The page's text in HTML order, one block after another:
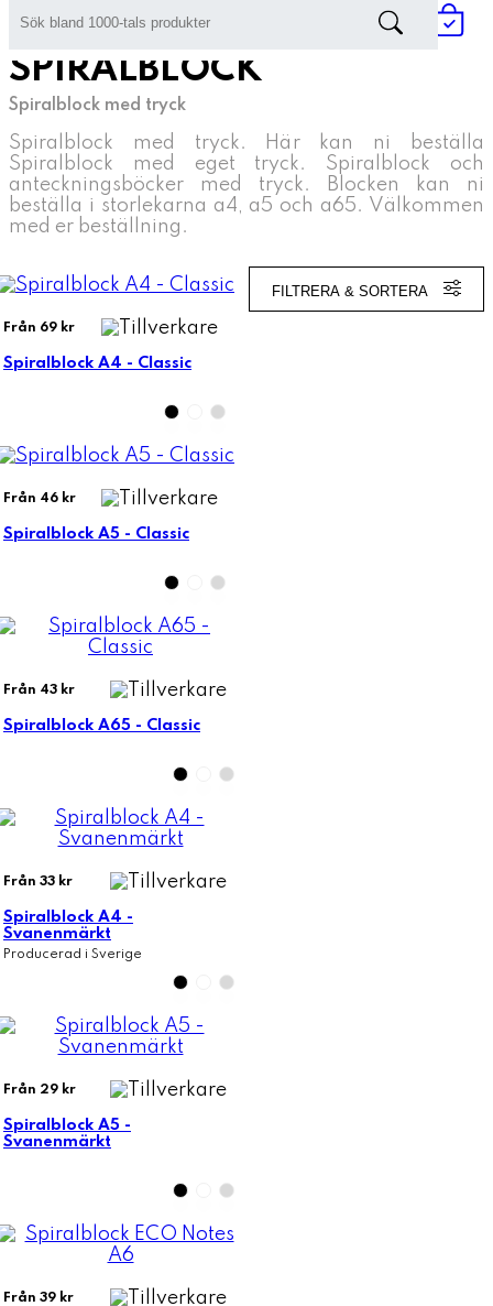
Hem »Kontor & Papperstryck
SPIRALBLOCK
Spiralblock med tryck
Spiralblock med tryck. Här kan ni beställa
Spiralblock med eget tryck. Spiralblock och
anteckningsböcker med tryck. Blocken kan ni
beställa i storlekarna a4, a5 och a65. Välkommen
med er beställning.
FILTRERA & SORTERA
Från 69 kr
Spiralblock A4 - Classic
Från 46 kr
Spiralblock A5 - Classic
Från 43 kr
Spiralblock A65 - Classic
Från 33 kr
Spiralblock A4 -
Svanenmärkt
Producerad i Sverige
Från 29 kr
Spiralblock A5 -
Svanenmärkt
Från 39 kr